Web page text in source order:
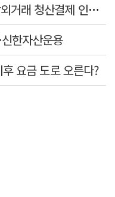
예탁결제원, 비상장·조각투자 장외거래 청산결제 인프라 구축 착수…연내 가동
한자산운용
요금 도로 오른다?